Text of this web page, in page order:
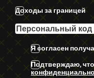
-U.C. ekstras.
Доходы за границей
Я согласен
Подтверждаю,